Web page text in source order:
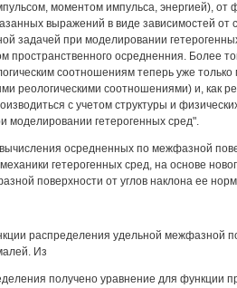
моментом импульса, энергией), от
выражений в виде зависимостей от
задачей при моделировании
пространственного осредненния. Более
соотношениям теперь уже
реологическими соотношениями) и, как
с учетом структуры и
моделировании гетерогенных сред".
осредненных по межфазной
гетерогенных сред, на основе
поверхности от углов наклона ее
распределения удельной межфазной
Из
получено уравнение для функции